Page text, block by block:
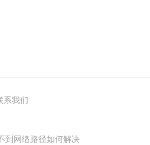
系我们
到网络路径如何解决